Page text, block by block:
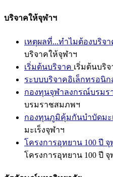
บริจาคให้จุฬาฯ
เหตุผลที่...ทำไมต้องบริจ
บริจาคให้จุฬาฯ
เริ่มต้นบริจาค เริ่มต้นบริจ
ระบบบริจาคอิเล็กทรอนิก
กองทุนจุฬาลงกรณ์บรมร
บรมราชสมภพฯ
กองทุนภูมิคุ้มกันบำบัดมะ
มะเร็งจุฬาฯ
โครงการอุทยาน 100 ปี
โครงการอุทยาน 100 ปี